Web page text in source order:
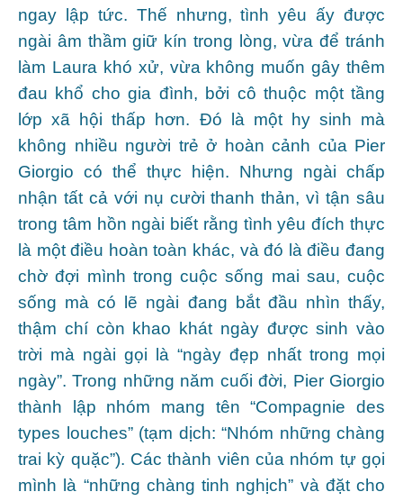
ngay lập tức. Thế nhưng, tình yêu ấy được
ngài âm thầm giữ kín trong lòng, vừa để tránh
làm Laura khó xử, vừa không muốn gây thêm
đau khổ cho gia đình, bởi cô thuộc một tầng
lớp xã hội thấp hơn. Đó là một hy sinh mà
không nhiều người trẻ ở hoàn cảnh của Pier
Giorgio có thể thực hiện. Nhưng ngài chấp
nhận tất cả với nụ cười thanh thản, vì tận sâu
trong tâm hồn ngài biết rằng tình yêu đích thực
là một điều hoàn toàn khác, và đó là điều đang
chờ đợi mình trong cuộc sống mai sau, cuộc
sống mà có lẽ ngài đang bắt đầu nhìn thấy,
thậm chí còn khao khát ngày được sinh vào
trời mà ngài gọi là “ngày đẹp nhất trong mọi
ngày”. Trong những năm cuối đời, Pier Giorgio
thành lập nhóm mang tên “Compagnie des
types louches” (tạm dịch: “Nhóm những chàng
trai kỳ quặc”). Các thành viên của nhóm tự gọi
mình là “những chàng tinh nghịch” và đặt cho